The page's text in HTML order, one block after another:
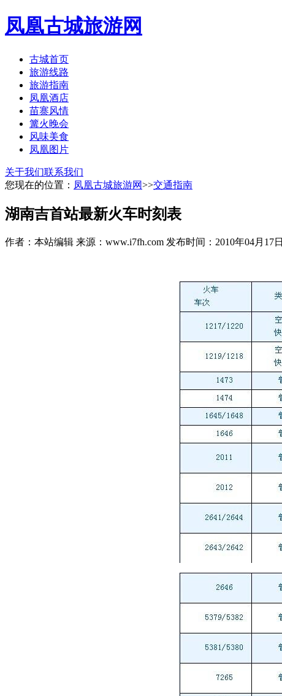
凤凰古城旅游网
古城首页
旅游线路
旅游指南
凤凰酒店
苗寨风情
篝火晚会
风味美食
凤凰图片
关于我们联系我们
您现在的位置： 凤凰古城旅游网>>交通指南
湖南吉首站最新火车时刻表
作者：本站编辑 来源：www.i7fh.com 发布时间：2010年04月17日